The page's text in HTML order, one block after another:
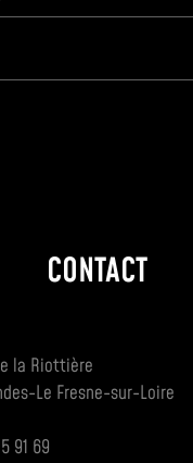
CONTACT
la Riottière
Le Fresne-sur-Loire
91 69